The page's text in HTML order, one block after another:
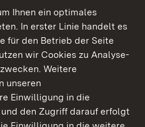
Ihnen ein optimales
In erster Linie handelt es
für den Betrieb der Seite
wir Cookies zu Analyse-
Weitere
unseren
Einwilligung in die
den Zugriff darauf erfolgt